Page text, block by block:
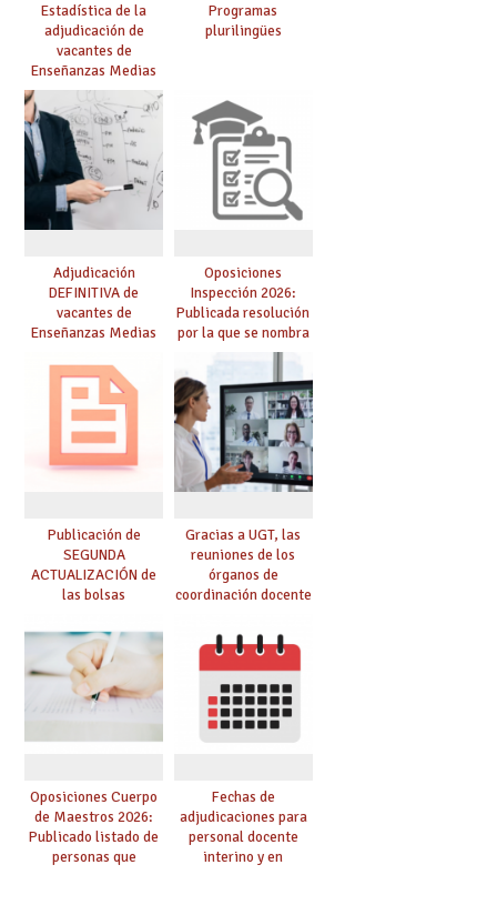
Estadística de la
adjudicación de
vacantes de
Enseñanzas Medias
para el curso 26/27
Programas
plurilingües
Adjudicación
DEFINITIVA de
vacantes de
Enseñanzas Medias
Oposiciones
Inspección 2026:
Publicada resolución
por la que se nombra
funcionarios/as en
prácticas, se regulan
dichas prácticas y se
convoca acto público
de adjudicación
Publicación de
SEGUNDA
ACTUALIZACIÓN de
las bolsas
Cuerpo de Maestros
de especialidades
convocadas a
oposición
Gracias a UGT, las
reuniones de los
órganos de
coordinación docente
de manera
telemática, sin exigir
presencialidad en el
centro
Oposiciones Cuerpo
de Maestros 2026:
Publicado listado de
personas que
Fechas de
adjudicaciones para
personal docente
interino y en